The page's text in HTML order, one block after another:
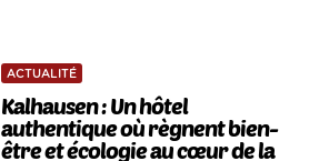
ACTUALITÉ
Kalhausen : Un hôtel
authentique où règnent bien-
être et écologie au cœur de la